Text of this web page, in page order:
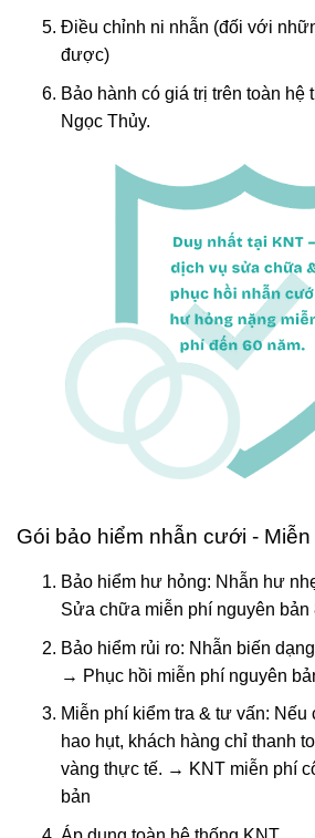
Điều chỉnh ni nhẫn (đối với
được)
Bảo hành có giá trị trên toàn hệ
Ngọc Thủy.
Gói bảo hiểm nhẫn cưới -
Bảo hiểm hư hỏng: Nhẫn hư
Sửa chữa miễn phí nguyên bản
Bảo hiểm rủi ro: Nhẫn biến
→ Phục hồi miễn phí nguyên
Miễn phí kiểm tra & tư vấn: Nếu
hao hụt, khách hàng chỉ thanh
vàng thực tế. → KNT miễn phí
bản